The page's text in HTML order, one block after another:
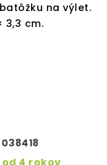
na výlet.
3,3 cm.